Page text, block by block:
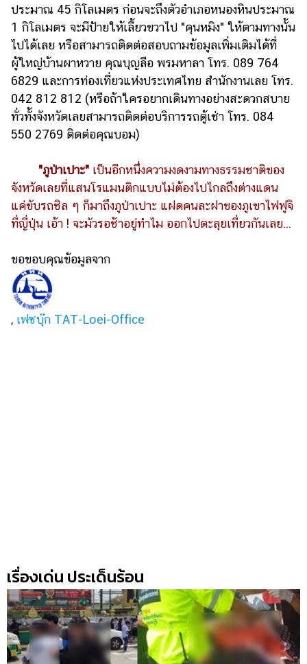
ประมาณ 45 กิโลเมตร ก่อนจะถึงตัวอำเภอหนองหินประมาณ
1 กิโลเมตร จะมีป้ายให้เลี้ยวขวาไป "คุนหมิง" ให้ตามทางนั้น
ไปได้เลย หรือสามารถติดต่อสอบถามข้อมูลเพิ่มเติมได้ที่
ผู้ใหญ่บ้านผาหวาย คุณบุญลือ พรมหาลา โทร. 089 764
6829 และการท่องเที่ยวแห่งประเทศไทย สำนักงานเลย โทร.
042 812 812 (หรือถ้าใครอยากเดินทางอย่างสะดวกสบาย
ทั่วทั้งจังหวัดเลยสามารถติดต่อบริการรถตู้เช่า โทร. 084
550 2769 ติดต่อคุณบอม)
"ภูป่าเปาะ" เป็นอีกหนึ่งความงดงามทางธรรมชาติของ
จังหวัดเลยที่แสนโรแมนติกแบบไม่ต้องไปไกลถึงต่างแดน
แค่ขับรถชิล ๆ ก็มาถึงภูป่าเปาะ แฝดคนละฝาของภูเขาไฟฟูจิ
ที่ญี่ปุ่น เอ้า ! จะมัวรอช้าอยู่ทำไม ออกไปตะลุยเที่ยวกันเลย...
ขอขอบคุณข้อมูลจาก
, เฟซบุ๊ก TAT-Loei-Office
เรื่องเด่น ประเด็นร้อน